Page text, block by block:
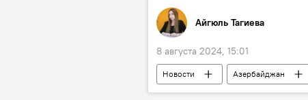
Айгюль Тагиева
8 августа 2024, 15:01
Новости Азербайджан
трейдеры
Финансовый